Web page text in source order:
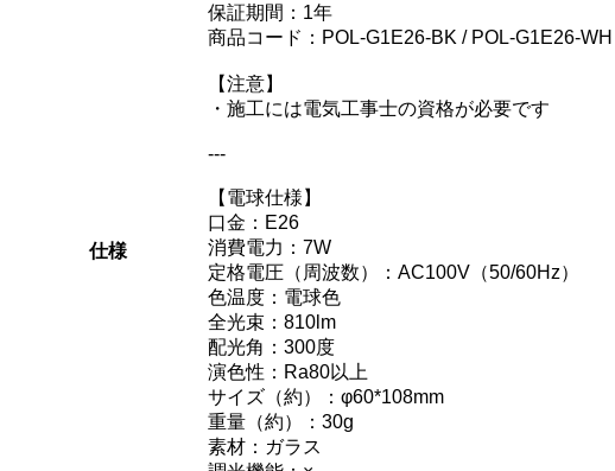
仕様
保証期間：1年
商品コード：POL-G1E26-BK / POL-G1E26-WH
【注意】
・施工には電気工事士の資格が必要です
---
【電球仕様】
口金：E26
消費電力：7W
定格電圧（周波数）：AC100V（50/60Hz）
色温度：電球色
全光束：810lm
配光角：300度
演色性：Ra80以上
サイズ（約）：φ60*108mm
重量（約）：30g
素材：ガラス